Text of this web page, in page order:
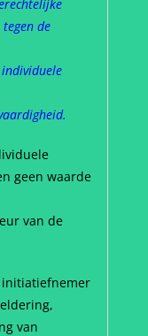
de
geen waarde
van de
van